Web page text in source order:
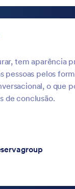
tem aparência
pessoas pelos
o que
de conclusão.